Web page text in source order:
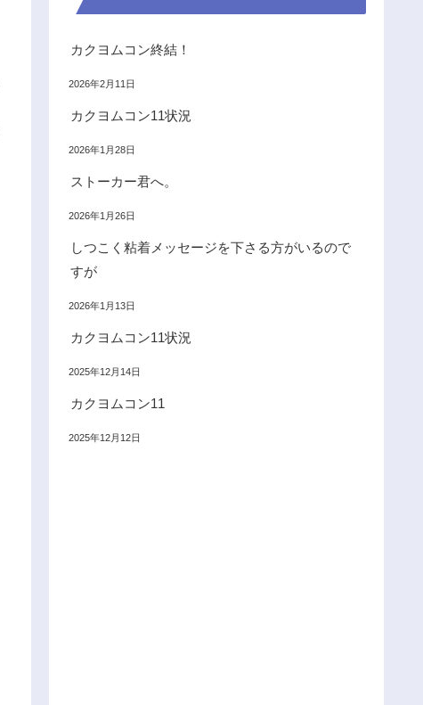
カクヨムコン終結！
2026年2月11日
カクヨムコン11状況
2026年1月28日
ストーカー君へ。
2026年1月26日
しつこく粘着メッセージを下さる方がいるので
すが
2026年1月13日
カクヨムコン11状況
2025年12月14日
カクヨムコン11
2025年12月12日